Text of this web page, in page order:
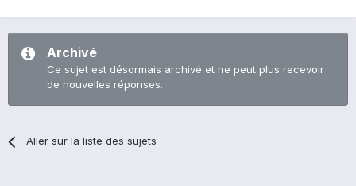
Archivé
Ce sujet est désormais archivé et ne peut plus recevoir
de nouvelles réponses.
Aller sur la liste des sujets